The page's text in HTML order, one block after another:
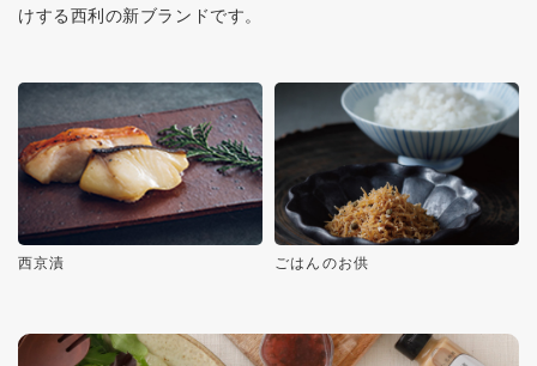
けする西利の新ブランドです。
西京漬 ごはんのお供